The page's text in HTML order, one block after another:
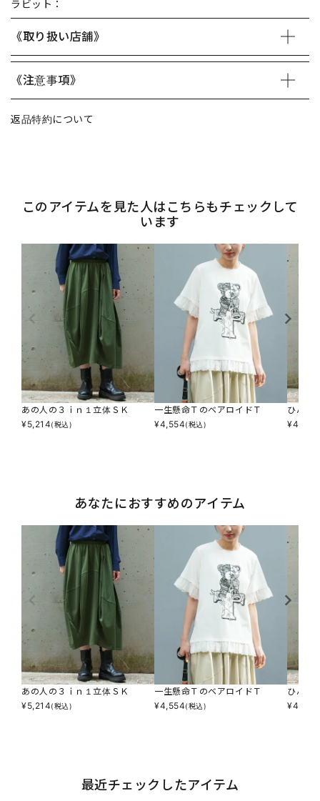
ラビット：
《取り扱い店舗》
《注意事項》
返品特約について
このアイテムを見た人はこちらもチェックして
います
あの人の３ｉｎ１立体ＳＫ
¥5,214(税込)
一生懸命ＴのベアロイドＴ
¥4,554(税込)
ひんや
¥4,884
あなたにおすすめのアイテム
あの人の３ｉｎ１立体ＳＫ
¥5,214(税込)
一生懸命ＴのベアロイドＴ
¥4,554(税込)
ひんや
¥4,884
最近チェックしたアイテム